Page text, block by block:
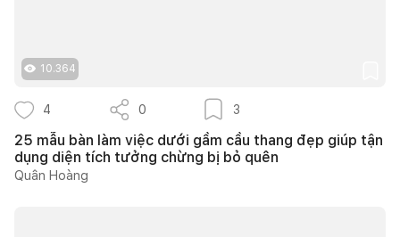
10.364
4 0 3
25 mẫu bàn làm việc dưới gầm cầu thang đẹp giúp tận
dụng diện tích tưởng chừng bị bỏ quên
Quân Hoàng